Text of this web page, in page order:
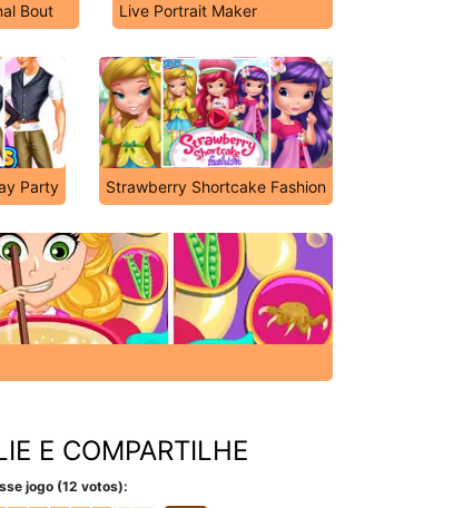
Bout Live Portrait Maker
Party Strawberry Shortcake Fashion
E COMPARTILHE
jogo (12 votos):